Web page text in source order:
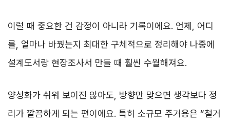
이럴 때 중요한 건 감정이 아니라 기록이에요. 언제, 어디
를, 얼마나 바꿨는지 최대한 구체적으로 정리해야 나중에
설계도서랑 현장조사서 만들 때 훨씬 수월해져요.
양성화가 쉬워 보이진 않아도, 방향만 맞으면 생각보다 정
리가 깔끔하게 되는 편이에요. 특히 소규모 주거용은 “철거